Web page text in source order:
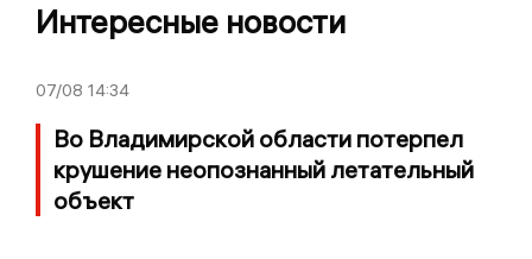
Интересные новости
07/08 14:34
Во Владимирской области потерпел
крушение неопознанный летательный
объект